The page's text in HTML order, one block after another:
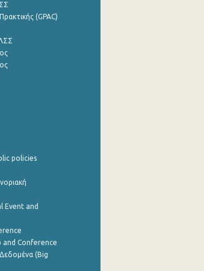
(GPAC)
policies
Event and
and Conference
Δεδομένα (Big